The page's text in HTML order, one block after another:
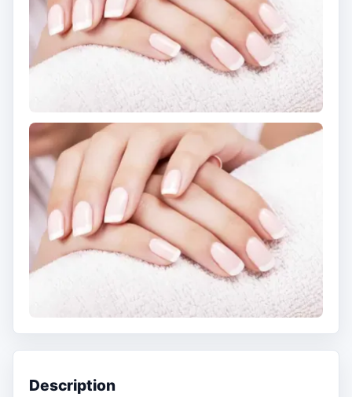
Description